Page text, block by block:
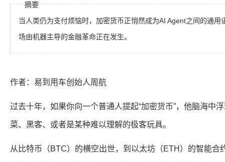
摘要
当人类仍为支付烦恼时，加密货币正悄然成为AI Agent之间的通
场由机器主导的金融革命正在发生。
作者：易到用车创始人周航
过去十年，如果你向一个普通人提起“加密货币”，他脑海中
菜、黑客、或者是某种难以理解的极客玩具。
从比特币（BTC）的横空出世，到以太坊（ETH）的智能合